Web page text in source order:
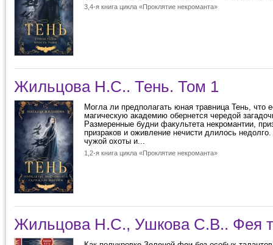
3,4-я книга цикла «Проклятие некроманта»
Жильцова Н.С.. Тень. Том 1
Могла ли предполагать юная травница Тень, что
магическую академию обернется чередой
Размеренные будни факультета некромантии,
призраков и оживление нечисти длилось
чужой охоты и...
1,2-я книга цикла «Проклятие некроманта»
Жильцова Н.С., Ушкова С.В.. Фея